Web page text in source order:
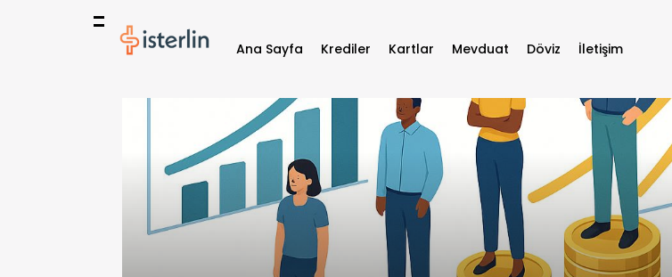
Ana Sayfa Krediler Kartlar Mevduat Döviz İletişim